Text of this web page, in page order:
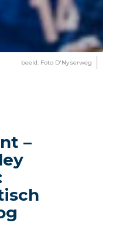
beeld: Foto D'Nyserweg
–